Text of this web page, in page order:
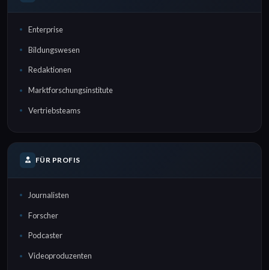
Enterprise
Bildungswesen
Redaktionen
Marktforschungsinstitute
Vertriebsteams
FÜR PROFIS
Journalisten
Forscher
Podcaster
Videoproduzenten